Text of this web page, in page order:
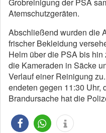
Atemschutzgeräten.
Abschließend wurden die
frischer Bekleidung
Helm über die PSA bis hin
die Kameraden in Säcke
Verlauf einer Reinigung
endeten gegen 11:30 Uhr,
Brandursache hat die